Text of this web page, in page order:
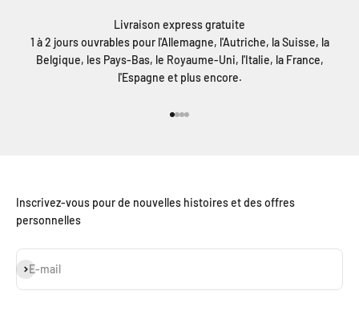
Livraison express gratuite
1 à 2 jours ouvrables pour l'Allemagne, l'Autriche, la Suisse, la
Belgique, les Pays-Bas, le Royaume-Uni, l'Italie, la France,
l'Espagne et plus encore.
Inscrivez-vous pour de nouvelles histoires et des offres
personnelles
E-mail
S'inscrire